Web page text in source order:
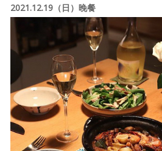
書房集
餐桌週記
享樂隨手拍
照相簿
影音區
2021.12.19（日）晚餐